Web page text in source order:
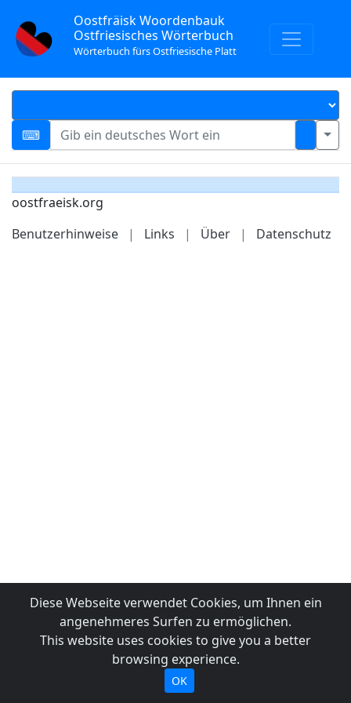
Oostfräisk Woordenbauk
Ostfriesisches Wörterbuch
Wörterbuch fürs Ostfriesische Platt
oostfraeisk.org
Benutzerhinweise
| Links | Über | Datenschutz
Diese Webseite verwendet Cookies, um Ihnen ein
angenehmeres Surfen zu ermöglichen.
This website uses cookies to give you a better
browsing experience.
OK